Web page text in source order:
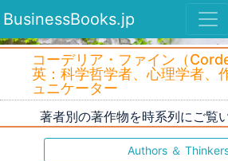
BusinessBooks.jp
コーデリア・ファイン（
英：科学哲学者、心理学者、
ュニケーター
著者別の著作物を時系列にご覧
Authors ＆